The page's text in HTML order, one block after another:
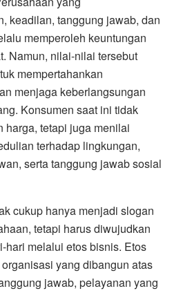
keadilan, tanggung jawab, dan
memperoleh keuntungan
Namun, nilai-nilai tersebut
mempertahankan
menjaga keberlangsungan
Konsumen saat ini tidak
harga, tetapi juga menilai
terhadap lingkungan,
serta tanggung jawab sosial
cukup hanya menjadi slogan
tetapi harus diwujudkan
hari melalui etos bisnis. Etos
yang dibangun atas
jawab, pelayanan yang